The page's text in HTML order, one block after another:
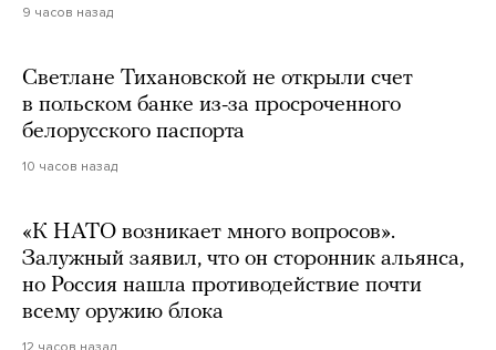
9 часов назад
Светлане Тихановской не открыли счет
в польском банке из-за просроченного
белорусского паспорта
10 часов назад
«К НАТО возникает много вопросов».
Залужный заявил, что он сторонник альянса,
но Россия нашла противодействие почти
всему оружию блока
12 часов назад